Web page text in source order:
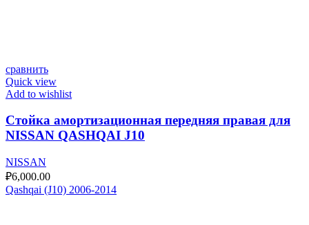
сравнить
Quick view
Add to wishlist
Стойка амортизационная передняя правая для
NISSAN QASHQAI J10
NISSAN
₽6,000.00
Qashqai (J10) 2006-2014